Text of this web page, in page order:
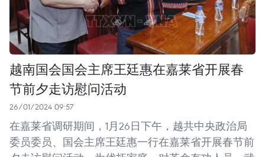
越南国会国会主席王廷惠在嘉莱省开展春
节前夕走访慰问活动
26/01/2024 09:57
在嘉莱省调研期间，1月26日下午，越共中央政治局
委员委员、国会主席王廷惠一行在嘉莱省开展春节前